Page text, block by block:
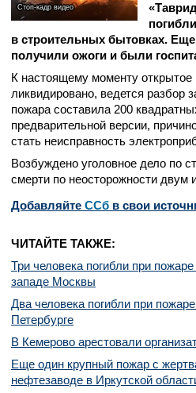
Стоп-кадр видео
в строительных бытовках.
получили ожоги и были
К настоящему моменту открытое
ликвидировано, ведется разбор
пожара составила 200
предварительной версии,
стать неисправность
Возбуждено уголовное дело по
смерти по неосторожности двум
Добавляйте CСб в свои
ЧИТАЙТЕ ТАКЖЕ:
Три человека погибли при
западе Москвы
Два человека погибли при
Петербурге
В Кемерово арестовали
Еще один крупный пожар с
нефтезаводе в Иркутской